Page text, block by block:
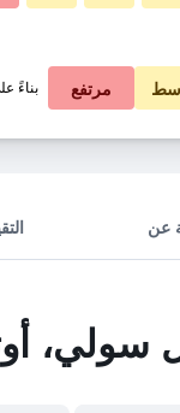
عن
مرتفع بناءً